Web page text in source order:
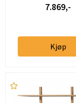
7.869,-
Kjøp